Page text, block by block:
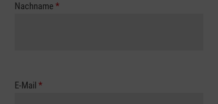
Nachname *
E-Mail *